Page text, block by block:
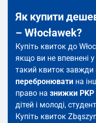
Як купити
– Włocławek?
Купіть квиток до
якщо ви не впевнені у
такий квиток
перебронювати на
право на знижки PKP
дітей і молоді,
Купіть квиток